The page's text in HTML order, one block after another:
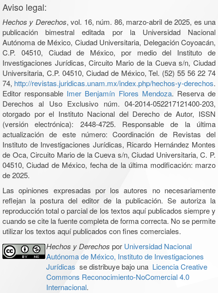
Aviso legal:
Hechos y Derechos, vol. 16, núm. 86, marzo-abril de 2025, es una
publicación bimestral editada por la Universidad Nacional
Autónoma de México, Ciudad Universitaria, Delegación Coyoacán,
C.P. 04510, Ciudad de México, por medio del Instituto de
Investigaciones Jurídicas, Circuito Mario de la Cueva s/n, Ciudad
Universitaria, C.P. 04510, Ciudad de México, Tel. (52) 55 56 22 74
74, http://revistas.juridicas.unam.mx/index.php/hechos-y-derechos.
Editor responsable Imer Benjamín Flores Mendoza. Reserva de
Derechos al Uso Exclusivo núm. 04-2014-052217121400-203,
otorgado por el Instituto Nacional del Derecho de Autor, ISSN
(versión electrónica): 2448-4725. Responsable de la última
actualización de este número: Coordinación de Revistas del
Instituto de Investigaciones Jurídicas, Ricardo Hernández Montes
de Oca, Circuito Mario de la Cueva s/n, Ciudad Universitaria, C. P.
04510, Ciudad de México, fecha de la última modificación: marzo
de 2025.
Las opiniones expresadas por los autores no necesariamente
reflejan la postura del editor de la publicación. Se autoriza la
reproducción total o parcial de los textos aquí publicados siempre y
cuando se cite la fuente completa de forma correcta. No se permite
utilizar los textos aquí publicados con fines comerciales.
Hechos y Derechos por Universidad Nacional
Autónoma de México, Instituto de Investigaciones
Jurídicas se distribuye bajo una Licencia Creative
Commons Reconocimiento-NoComercial 4.0
Internacional.